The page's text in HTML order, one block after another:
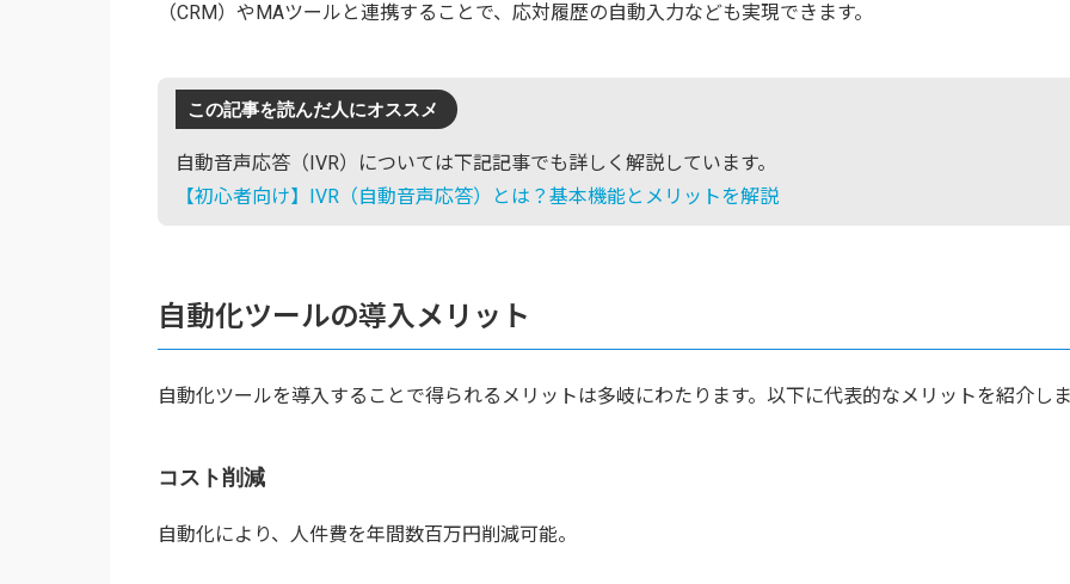
（CRM）やMAツールと連携することで、応対履歴の自動入力なども実現できます。
この記事を読んだ人にオススメ
自動音声応答（IVR）については下記記事でも詳しく解説しています。
【初心者向け】IVR（自動音声応答）とは？基本機能とメリットを解説
自動化ツールの導入メリット
自動化ツールを導入することで得られるメリットは多岐にわたります。以下に代表的なメリットを紹介し
コスト削減
自動化により、人件費を年間数百万円削減可能。